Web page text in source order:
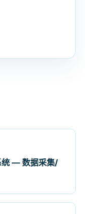
统 — 数据采集/